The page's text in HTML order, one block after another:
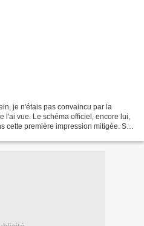
je n'étais pas convaincu par la
l'ai vue. Le schéma officiel, encore lui,
cette première impression mitigée. Sa